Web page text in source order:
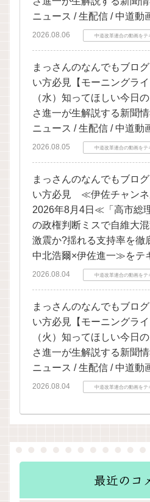
ニュース / 生配信 / 中道動
2026.08.06 中道改革連合の動画をテ
まっさんのなんでもブロ
い方必見【モーニングラ
（水）知ってほしい今日
さ進一が生解説する新聞
ニュース / 生配信 / 中道動
2026.08.05 中道改革連合の動画をテ
まっさんのなんでもブロ
い方必見 ≪伊佐チャンネ
2026年8月4日≪「高市総
の政権判断ミスで自維大
激震か?揺れる支持率を徹
中北浩爾×伊佐進一≫をテ
2026.08.04 中道改革連合の動画をテ
まっさんのなんでもブロ
い方必見【モーニングラ
（火）知ってほしい今日
さ進一が生解説する新聞
ニュース / 生配信 / 中道動
2026.08.04 中道改革連合の動画をテ
最近のコ